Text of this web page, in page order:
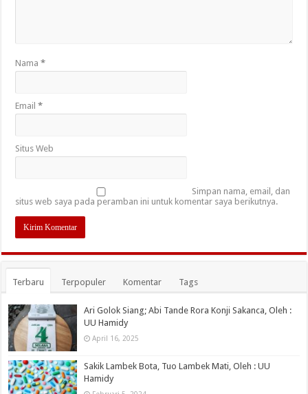
Nama*
Email*
Situs Web
Simpan nama, email, dan
situs web saya pada peramban ini untuk komentar saya berikutnya.
Terbaru Terpopuler Komentar Tags
Ari Golok Siang; Abi Tande Rora Konji Sakanca, Oleh :
UU Hamidy
April 16, 2025
Sakik Lambek Bota, Tuo Lambek Mati, Oleh : UU
Hamidy